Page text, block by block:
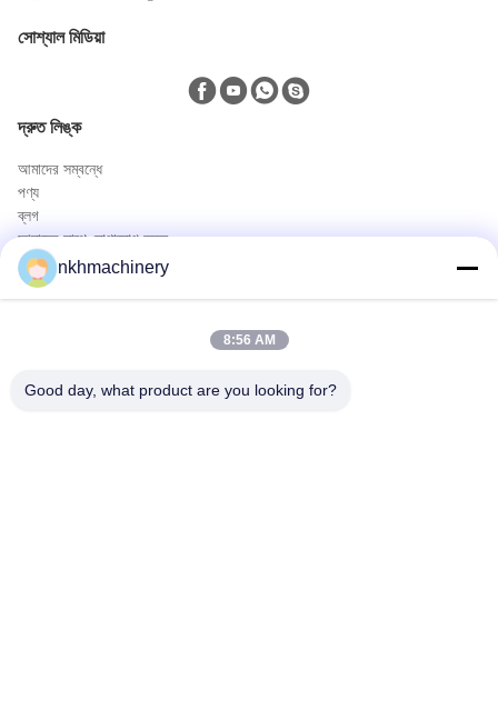
সোশ্যাল মিডিয়া
দ্রুত লিঙ্ক
আমাদের সম্বন্ধে
পণ্য
ব্লগ
আমাদের সাথে যোগাযোগ করুন
পণ্য
ছাদ প্যানেল রোল বিরচন মেশিন
ছাদ পত্রক ক্রিম্পিং মেশিন
nkhmachinery
8:56 AM
Good day, what product are you looking for?